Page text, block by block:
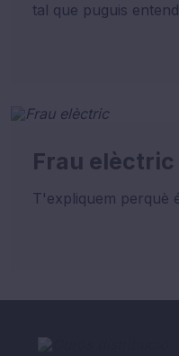
tal que puguis
Frau elèctric
T'expliquem perquè